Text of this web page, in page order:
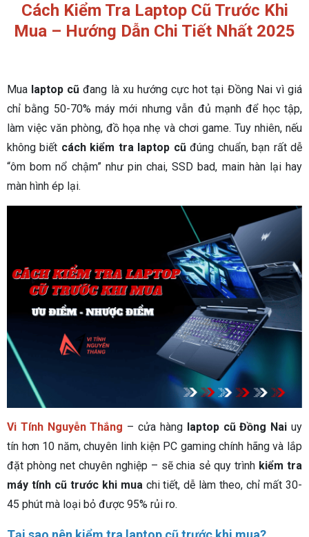
Cách Kiểm Tra Laptop Cũ Trước Khi
Mua – Hướng Dẫn Chi Tiết Nhất 2025
Mua laptop cũ đang là xu hướng cực hot tại Đồng Nai vì giá
chỉ bằng 50-70% máy mới nhưng vẫn đủ mạnh để học tập,
làm việc văn phòng, đồ họa nhẹ và chơi game. Tuy nhiên, nếu
không biết cách kiểm tra laptop cũđúng chuẩn, bạn rất dễ
“ôm bom nổ chậm” như pin chai, SSD bad, main hàn lại hay
màn hình ép lại.
Vi Tính Nguyễn Thắng – cửa hàng laptop cũ Đồng Nai uy
tín hơn 10 năm, chuyên linh kiện PC gaming chính hãng và lắp
đặt phòng net chuyên nghiệp – sẽ chia sẻ quy trình kiểm tra
máy tính cũ trước khi muachi tiết, dễ làm theo, chỉ mất 30-
45 phút mà loại bỏ được 95% rủi ro.